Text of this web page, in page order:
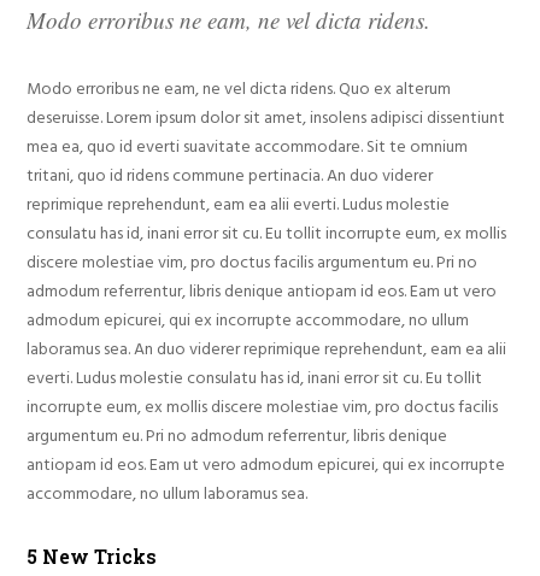
Modo erroribus ne eam, ne vel dicta ridens.
Modo erroribus ne eam, ne vel dicta ridens. Quo ex alterum
deseruisse. Lorem ipsum dolor sit amet, insolens adipisci dissentiunt
mea ea, quo id everti suavitate accommodare. Sit te omnium
tritani, quo id ridens commune pertinacia. An duo viderer
reprimique reprehendunt, eam ea alii everti. Ludus molestie
consulatu has id, inani error sit cu. Eu tollit incorrupte eum, ex mollis
discere molestiae vim, pro doctus facilis argumentum eu. Pri no
admodum referrentur, libris denique antiopam id eos. Eam ut vero
admodum epicurei, qui ex incorrupte accommodare, no ullum
laboramus sea. An duo viderer reprimique reprehendunt, eam ea alii
everti. Ludus molestie consulatu has id, inani error sit cu. Eu tollit
incorrupte eum, ex mollis discere molestiae vim, pro doctus facilis
argumentum eu. Pri no admodum referrentur, libris denique
antiopam id eos. Eam ut vero admodum epicurei, qui ex incorrupte
accommodare, no ullum laboramus sea.
5 New Tricks